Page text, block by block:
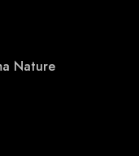
Nature